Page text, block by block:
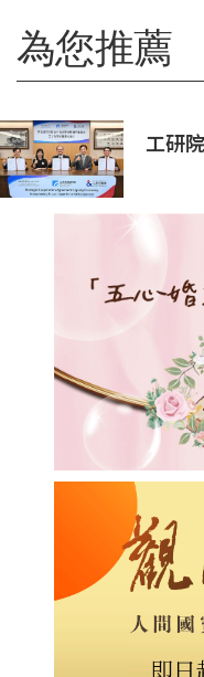
為您推薦
工研